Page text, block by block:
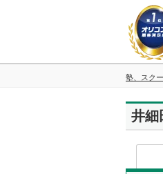
塾、スク
井細